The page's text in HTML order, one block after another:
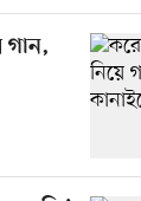
গান,